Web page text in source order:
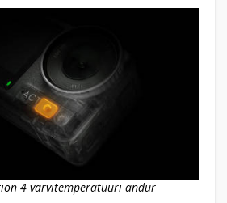
4 värvitemperatuuri andur